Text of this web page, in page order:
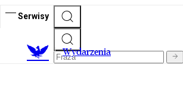
Serwisy
Wydarzenia